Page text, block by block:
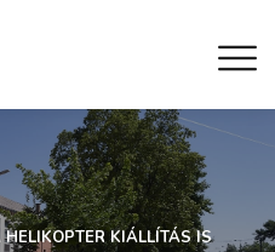
KIÁLLÍTÁS IS